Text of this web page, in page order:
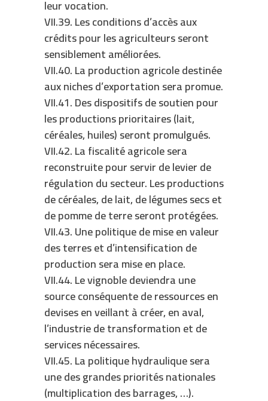
leur vocation.
VII.39. Les conditions d’accès aux
crédits pour les agriculteurs seront
sensiblement améliorées.
VII.40. La production agricole destinée
aux niches d’exportation sera promue.
VII.41. Des dispositifs de soutien pour
les productions prioritaires (lait,
céréales, huiles) seront promulgués.
VII.42. La fiscalité agricole sera
reconstruite pour servir de levier de
régulation du secteur. Les productions
de céréales, de lait, de légumes secs et
de pomme de terre seront protégées.
VII.43. Une politique de mise en valeur
des terres et d’intensification de
production sera mise en place.
VII.44. Le vignoble deviendra une
source conséquente de ressources en
devises en veillant à créer, en aval,
l’industrie de transformation et de
services nécessaires.
VII.45. La politique hydraulique sera
une des grandes priorités nationales
(multiplication des barrages, …).